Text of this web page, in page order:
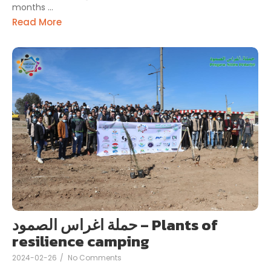
months ...
Read More
حملة اغراس الصمود – Plants of
resilience camping
2024-02-26 / No Comments